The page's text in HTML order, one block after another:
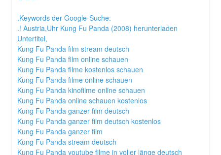
.Keywords der Google-Suche:
.! Austria,Uhr Kung Fu Panda (2008) herunterladen
Untertitel,
Kung Fu Panda film stream deutsch
Kung Fu Panda film online schauen
Kung Fu Panda filme kostenlos schauen
Kung Fu Panda filme online schauen
Kung Fu Panda kinofilme online schauen
Kung Fu Panda online schauen kostenlos
Kung Fu Panda ganzer film deutsch
Kung Fu Panda ganzer film deutsch kostenlos
Kung Fu Panda ganzer film
Kung Fu Panda stream deutsch
Kung Fu Panda youtube filme in voller länge deutsch